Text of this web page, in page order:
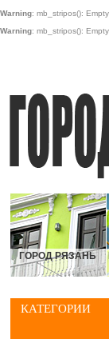
Warning: mb_stripos():
Warning: mb_stripos():
ГОРОД РЯЗАНЬ
КАТЕГОРИИ